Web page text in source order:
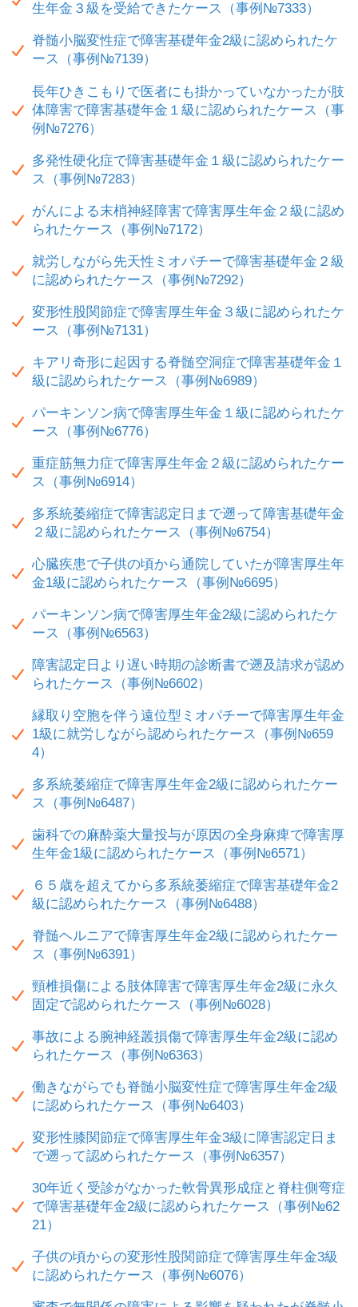
生年金３級を受給できたケース（事例№7333）
脊髄小脳変性症で障害基礎年金2級に認められたケ
ース（事例№7139）
長年ひきこもりで医者にも掛かっていなかったが肢
体障害で障害基礎年金１級に認められたケース（事
例№7276）
多発性硬化症で障害基礎年金１級に認められたケー
ス（事例№7283）
がんによる末梢神経障害で障害厚生年金２級に認め
られたケース（事例№7172）
就労しながら先天性ミオパチーで障害基礎年金２級
に認められたケース（事例№7292）
変形性股関節症で障害厚生年金３級に認められたケ
ース（事例№7131）
キアリ奇形に起因する脊髄空洞症で障害基礎年金１
級に認められたケース（事例№6989）
パーキンソン病で障害厚生年金１級に認められたケ
ース（事例№6776）
重症筋無力症で障害厚生年金２級に認められたケー
ス（事例№6914）
多系統萎縮症で障害認定日まで遡って障害基礎年金
２級に認められたケース（事例№6754）
心臓疾患で子供の頃から通院していたが障害厚生年
金1級に認められたケース（事例№6695）
パーキンソン病で障害厚生年金2級に認められたケ
ース（事例№6563）
障害認定日より遅い時期の診断書で遡及請求が認め
られたケース（事例№6602）
縁取り空胞を伴う遠位型ミオパチーで障害厚生年金
1級に就労しながら認められたケース（事例№659
4）
多系統萎縮症で障害厚生年金2級に認められたケー
ス（事例№6487）
歯科での麻酔薬大量投与が原因の全身麻痺で障害厚
生年金1級に認められたケース（事例№6571）
６５歳を超えてから多系統萎縮症で障害基礎年金2
級に認められたケース（事例№6488）
脊髄ヘルニアで障害厚生年金2級に認められたケー
ス（事例№6391）
頸椎損傷による肢体障害で障害厚生年金2級に永久
固定で認められたケース（事例№6028）
事故による腕神経叢損傷で障害厚生年金2級に認め
られたケース（事例№6363）
働きながらでも脊髄小脳変性症で障害厚生年金2級
に認められたケース（事例№6403）
変形性膝関節症で障害厚生年金3級に障害認定日ま
で遡って認められたケース（事例№6357）
30年近く受診がなかった軟骨異形成症と脊柱側弯症
で障害基礎年金2級に認められたケース（事例№62
21）
子供の頃からの変形性股関節症で障害厚生年金3級
に認められたケース（事例№6076）